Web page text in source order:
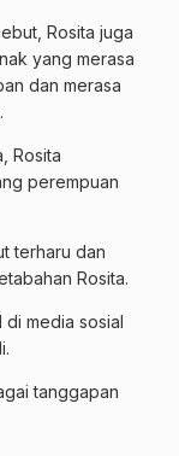
Rosita juga
yang merasa
dan merasa
Rosita
perempuan
terharu dan
Rosita.
di media sosial
tanggapan